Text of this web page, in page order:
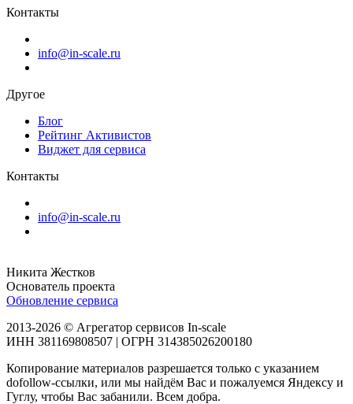
Контакты
info@in-scale.ru
Другое
Блог
Рейтинг Активистов
Виджет для сервиса
Контакты
info@in-scale.ru
Никита Жестков
Основатель проекта
Обновление сервиса
2013-2026 © Агрегатор сервисов In-scale
ИНН 381169808507 | ОГРН 314385026200180
Копирование материалов разрешается только с указанием
dofollow-ссылки, или мы найдём Вас и пожалуемся Яндексу и
Гуглу, чтобы Вас забанили. Всем добра.